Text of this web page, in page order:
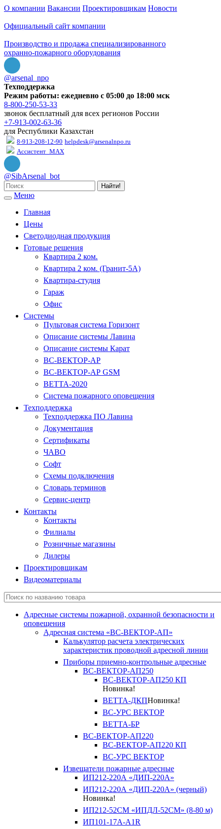
О компании Вакансии Проектировщикам Новости
Официальный сайт компании
Производство и продажа специализированного
охранно-пожарного оборудования
@arsenal_npo
Техподдержка
Режим работы: ежедневно с 05:00 до 18:00 мск
8-800-250-53-33
звонок бесплатный для всех регионов России
+7-913-002-63-36
для Республики Казахстан
8-913-208-12-90 helpdesk@arsenalnpo.ru
Ассистент_MAX
@SibArsenal_bot
Найти!
Меню
Главная
Цены
Светодиодная продукция
Готовые решения
Квартира 2 ком.
Квартира 2 ком. (Гранит-5А)
Квартира-студия
Гараж
Офис
Системы
Пультовая система Горизонт
Описание системы Лавина
Описание системы Карат
ВС-ВЕКТОР-АР
ВС-ВЕКТОР-АР GSM
ВЕТТА-2020
Система пожарного оповещения
Техподдержка
Техподдержка ПО Лавина
Документация
Сертификаты
ЧАВО
Софт
Схемы подключения
Словарь терминов
Сервис-центр
Контакты
Контакты
Филиалы
Розничные магазины
Дилеры
Проектировщикам
Видеоматериалы
Адресные системы пожарной, охранной безопасности и
оповещения
Адресная система «ВС-ВЕКТОР-АП»
Калькулятор расчета электрических
характеристик проводной адресной линии
Приборы приемно-контрольные адресные
ВС-ВЕКТОР-АП250
ВС-ВЕКТОР-АП250 КП
Новинка!
ВЕТТА-ДКПНовинка!
ВС-УРС ВЕКТОР
ВЕТТА-БР
ВС-ВЕКТОР-АП220
ВС-ВЕКТОР-АП220 КП
ВС-УРС ВЕКТОР
Извещатели пожарные адресные
ИП212-220А «ДИП-220А»
ИП212-220А «ДИП-220А» (черный)
Новинка!
ИП212-52СМ «ИПДЛ-52СМ» (8-80 м)
ИП101-17А-A1R